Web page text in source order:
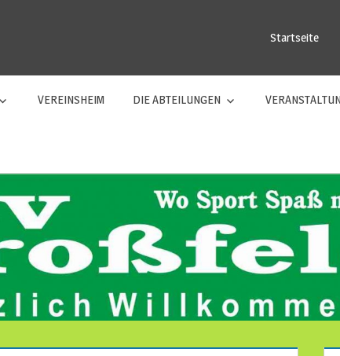
Startseite
VEREINSHEIM DIE ABTEILUNGEN